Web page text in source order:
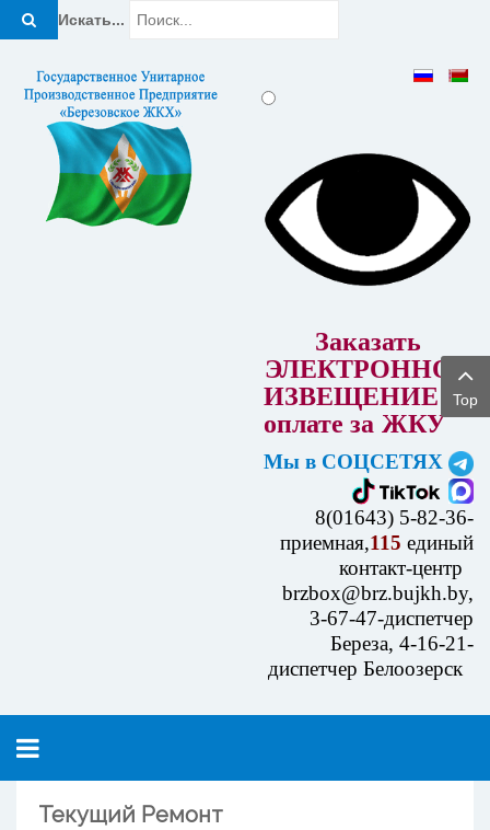
Искать...
Заказать
ЭЛЕКТРОННОЕ
ИЗВЕЩЕНИЕ об
оплате за ЖКУ
Мы в СОЦСЕТЯХ
8(01643) 5-82-36-
приемная,115 единый
контакт-центр
brzbox@brz.bujkh.by,
3-67-47-диспетчер
Береза, 4-16-21-
диспетчер Белоозерск
Текущий Ремонт
Top